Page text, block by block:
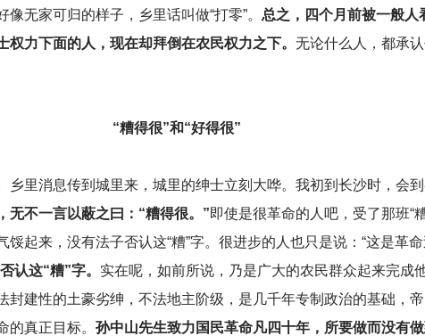
无家可归的样子，乡里话叫做“打零”。 总之，四个月前被一般人
力下面的人，现在却拜倒在农民权力之下。 无论什么人，都承
“糟得很”和“好得很”
乡里消息传到城里来，城里的绅士立刻大哗。我初到长沙时，会
无不一言以蔽之曰：“糟得很。”即使是很革命的人吧，受了那班“
起来，没有法子否认这“糟”字。很进步的人也只是说：“这是革
认这“糟”字。 实在呢，如前所说，乃是广大的农民群众起来完成
封建性的土豪劣绅，不法地主阶级，是几千年专制政治的基础，
真正目标。 孙中山先生致力国民革命凡四十年，所要做而没有